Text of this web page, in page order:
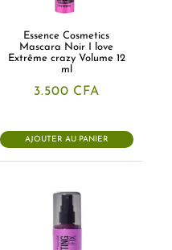
Essence Cosmetics
Mascara Noir I love
Extrême crazy Volume 12
ml
3.500 CFA
AJOUTER AU PANIER